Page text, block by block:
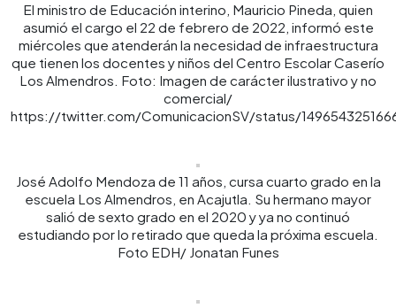
El ministro de Educación interino, Mauricio Pineda, quien
asumió el cargo el 22 de febrero de 2022, informó este
miércoles que atenderán la necesidad de infraestructura
que tienen los docentes y niños del Centro Escolar Caserío
Los Almendros. Foto: Imagen de carácter ilustrativo y no
comercial/
https://twitter.com/ComunicacionSV/status/
José Adolfo Mendoza de 11 años, cursa cuarto grado en la
escuela Los Almendros, en Acajutla. Su hermano mayor
salió de sexto grado en el 2020 y ya no continuó
estudiando por lo retirado que queda la próxima escuela.
Foto EDH/ Jonatan Funes